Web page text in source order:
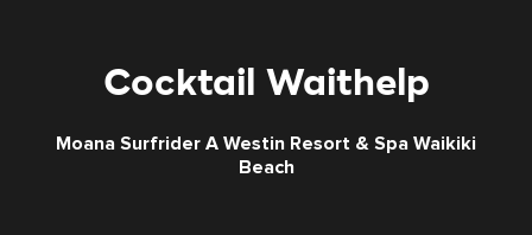
Cocktail Waithelp
Moana Surfrider A Westin Resort & Spa Waikiki
Beach